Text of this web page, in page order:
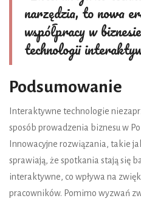
narzędzia, to nowa
współpracy w
technologii
Podsumowanie
Interaktywne technologie
sposób prowadzenia biznesu w
Innowacyjne rozwiązania, takie
sprawiają, że spotkania stają się
interaktywne, co wpływa na
pracowników. Pomimo wyzwań